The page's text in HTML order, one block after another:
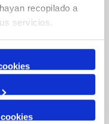
recopilado a
servicios.